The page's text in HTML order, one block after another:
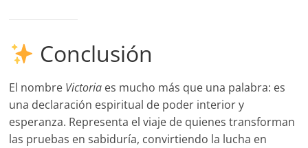
Conclusión
El nombre Victoria es mucho más que una palabra: es
una declaración espiritual de poder interior y
esperanza. Representa el viaje de quienes transforman
las pruebas en sabiduría, convirtiendo la lucha en